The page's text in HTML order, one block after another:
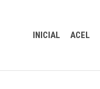
INICIAL ACEL